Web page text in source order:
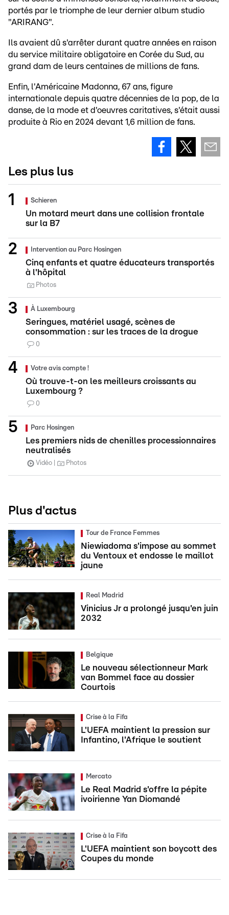
portés par le triomphe de leur dernier album studio
"ARIRANG".
Ils avaient dû s'arrêter durant quatre années en raison
du service militaire obligatoire en Corée du Sud, au
grand dam de leurs centaines de millions de fans.
Enfin, l'Américaine Madonna, 67 ans, figure
internationale depuis quatre décennies de la pop, de la
danse, de la mode et d'oeuvres caritatives, s'était aussi
produite à Rio en 2024 devant 1,6 million de fans.
Les plus lus
Schieren
Un motard meurt dans une collision frontale
sur la B7
Intervention au Parc Hosingen
Cinq enfants et quatre éducateurs transportés
à l'hôpital
Photos
À Luxembourg
Seringues, matériel usagé, scènes de
consommation : sur les traces de la drogue
0
Votre avis compte !
Où trouve-t-on les meilleurs croissants au
Luxembourg ?
0
Parc Hosingen
Les premiers nids de chenilles processionnaires
neutralisés
Vidéo Photos
Plus d'actus
Tour de France Femmes
Niewiadoma s'impose au sommet
du Ventoux et endosse le maillot
jaune
Real Madrid
Vinicius Jr a prolongé jusqu'en juin
2032
Belgique
Le nouveau sélectionneur Mark
van Bommel face au dossier
Courtois
Crise à la Fifa
L'UEFA maintient la pression sur
Infantino, l'Afrique le soutient
Mercato
Le Real Madrid s'offre la pépite
ivoirienne Yan Diomandé
Crise à la Fifa
L'UEFA maintient son boycott des
Coupes du monde